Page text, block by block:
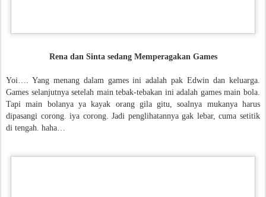
Rena dan Sinta sedang Memperagakan Games
Yoi…. Yang menang dalam games ini adalah pak Edwin dan keluarga.
Games selanjutnya setelah main tebak-tebakan ini adalah games main bola.
Tapi main bolanya ya kayak orang gila gitu, soalnya mukanya harus
dipasangi corong. iya corong. Jadi penglihatannya gak lebar, cuma setitik
di tengah. haha…